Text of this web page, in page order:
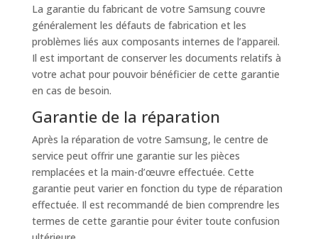
La garantie du fabricant de votre Samsung couvre
généralement les défauts de fabrication et les
problèmes liés aux composants internes de l’appareil.
Il est important de conserver les documents relatifs à
votre achat pour pouvoir bénéficier de cette garantie
en cas de besoin.
Garantie de la réparation
Après la réparation de votre Samsung, le centre de
service peut offrir une garantie sur les pièces
remplacées et la main-d’œuvre effectuée. Cette
garantie peut varier en fonction du type de réparation
effectuée. Il est recommandé de bien comprendre les
termes de cette garantie pour éviter toute confusion